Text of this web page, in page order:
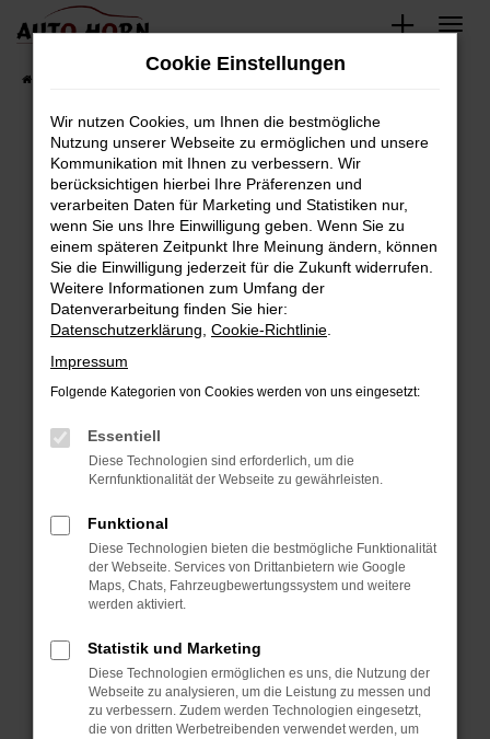
Zum
springen
Fahrzeugbestand
Fehler: Network Error
Beim Laden ist ein Fehler aufgetreten.
Hier sind ein paar Tipps, die dir helfen können:
Überprüfe deine Firewall und deine
Internetverbindung.
Laden andere Webseiten, zum Beispiel deine
Suchmaschine?
Prüfe deine Browsererweiterungen.
können das Laden bestimmter Seiten
verhindern. Funktioniert die Seite in einem
anderen Browser oder in einem privaten
Starte dein Gerät neu.
Das kann manchmal helfen, vorübergehende
Probleme zu beheben.
Betriebssystem auf dem neuesten Stand
sind.
Veraltete Software birgt nicht nur ein
Sicherheitsrisiko, sondern kann auch dazu
Cookie Einstellungen
Wir nutzen Cookies, um Ihnen die bestmögliche
Nutzung unserer Webseite zu ermöglichen und unsere
Kommunikation mit Ihnen zu verbessern. Wir
berücksichtigen hierbei Ihre Präferenzen und
verarbeiten Daten für Marketing und Statistiken nur,
wenn Sie uns Ihre Einwilligung geben. Wenn Sie zu
einem späteren Zeitpunkt Ihre Meinung ändern, können
Sie die Einwilligung jederzeit für die Zukunft widerrufen.
Weitere Informationen zum Umfang der
Datenverarbeitung finden Sie hier:
Datenschutzerklärung Cookie-Richtlinie
Impressum
Folgende Kategorien von Cookies werden von uns eingesetzt:
Essentiell
Diese Technologien sind erforderlich, um die
Kernfunktionalität der Webseite zu gewährleisten.
Funktional
Diese Technologien bieten die bestmögliche Funktionalität
der Webseite. Services von Drittanbietern wie Google
Maps, Chats, Fahrzeugbewertungssystem und weitere
werden aktiviert.
Statistik und Marketing
Diese Technologien ermöglichen es uns, die Nutzung der
Webseite zu analysieren, um die Leistung zu messen und
zu verbessern. Zudem werden Technologien eingesetzt,
die von dritten Werbetreibenden verwendet werden, um